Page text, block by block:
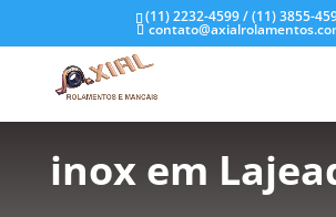
(11) 2232-4599 / (11) 3855-
Rolamentos
inox em